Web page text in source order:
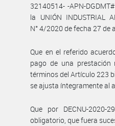
32140514- -APN-
la UNIÓN INDUSTRIAL
N° 4/2020 de fecha 27 de
Que en el referido
pago de una prestación
términos del Artículo 223
se ajusta íntegramente al
Que por DECNU-2020-
obligatorio, que fuera